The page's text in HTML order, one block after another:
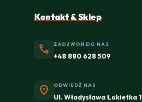
Kontakt & Sklep
phone ZADZWOŃ DO NAS
+48 880 628 509
location_on ODWIEDŹ NAS
Ul. Władysława Łokietka 1